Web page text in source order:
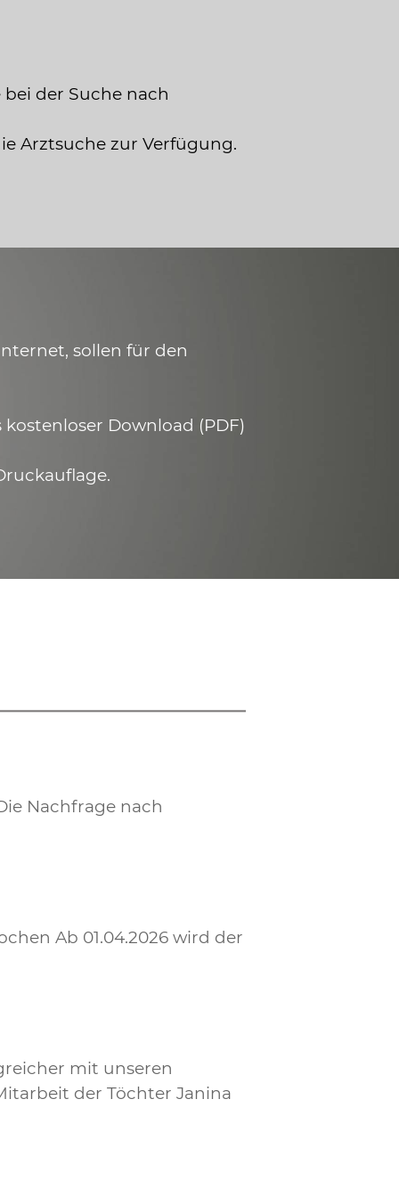
der Suche nach
Arztsuche zur Verfügung.
sollen für den
Download (PDF)
Nachfrage nach
Ab 01.04.2026 wird der
mit unseren
der Töchter Janina